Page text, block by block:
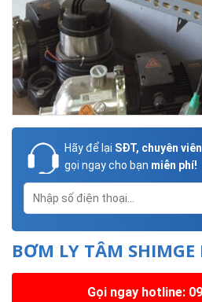
Hãy để lại SĐT, chuyên
gọi ngay cho bạn miễn phí!
BƠM LY TÂM SHIMGE
Gọi ngay hotline: